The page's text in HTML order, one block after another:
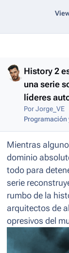
History 2
una serie
líderes
PorJorge_VE
Mientras
dominio
todo para
serie
rumbo de la
arquitectos de
opresivos del
Castro, Adolf
Trujillo y